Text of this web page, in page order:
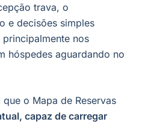
trava, o
e decisões simples
nos
hóspedes aguardando no
o Mapa de Reservas
capaz de carregar